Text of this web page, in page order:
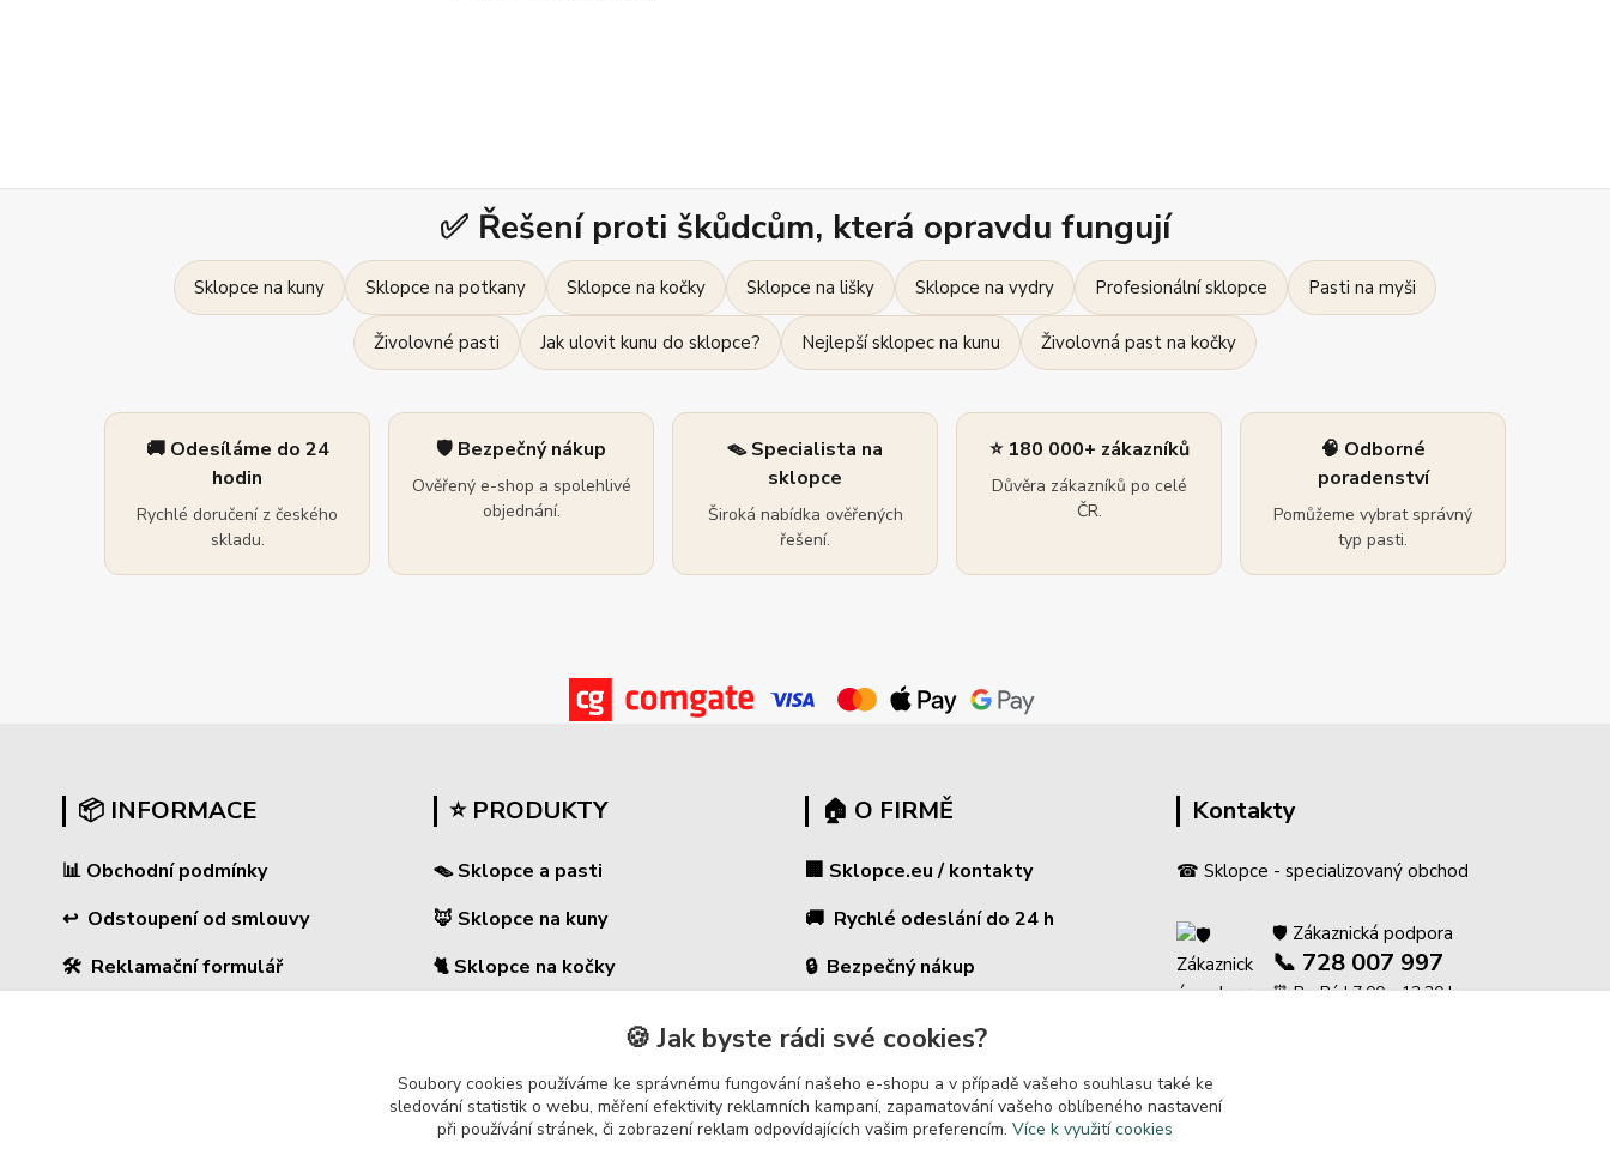
✅ Řešení proti škůdcům, která opravdu fungují
Sklopce na kuny Sklopce na potkany Sklopce na kočky Sklopce na lišky Sklopce na vydry Profesionální sklopce Pasti na myši
Živolovné pasti Jak ulovit kunu do sklopce? Nejlepší sklopec na kunu Živolovná past na kočky
🚚 Odesíláme do 24
hodin
Rychlé doručení z českého
skladu.
🛡️ Bezpečný nákup
Ověřený e-shop a spolehlivé
objednání.
🪤 Specialista na
sklopce
Široká nabídka ověřených
řešení.
⭐ 180 000+ zákazníků
Důvěra zákazníků po celé
ČR.
🧠 Odborné
poradenství
Pomůžeme vybrat správný
typ pasti.
📦 INFORMACE
📊 Obchodní podmínky
↩ Odstoupení od smlouvy
🛠 Reklamační formulář
⭐ PRODUKTY
🪤 Sklopce a pasti
🦊 Sklopce na kuny
🐈 Sklopce na kočky
🔊 Odpuzovače škůdců
🏠 O FIRMĚ
🏢 Sklopce.eu / kontakty
🚚 Rychlé odeslání do 24 h
🔒 Bezpečný nákup
🇨🇿 Český prodejce
Kontakty
☎ Sklopce - specializovaný obchod
🛡️ Zákaznická podpora
📞 728 007 997
⏰ Po-Pá | 7:00 - 13:30 |
🍪 Jak byste rádi své cookies?
Soubory cookies používáme ke správnému fungování našeho e-shopu a v případě vašeho souhlasu také ke
sledování statistik o webu, měření efektivity reklamních kampaní, zapamatování vašeho oblíbeného nastavení
při používání stránek, či zobrazení reklam odpovídajících vašim preferencím. Více k využití cookies